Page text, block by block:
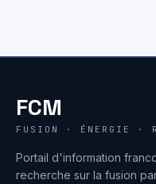
FCM
FUSION · ÉNERGIE ·
Portail d'information
recherche sur la fusion